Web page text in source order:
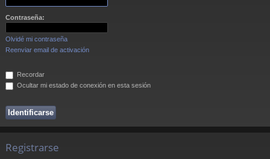
Contraseña:
Olvidé mi contraseña
Reenviar email de activación
Recordar
Ocultar mi estado de conexión en esta sesión
Registrarse